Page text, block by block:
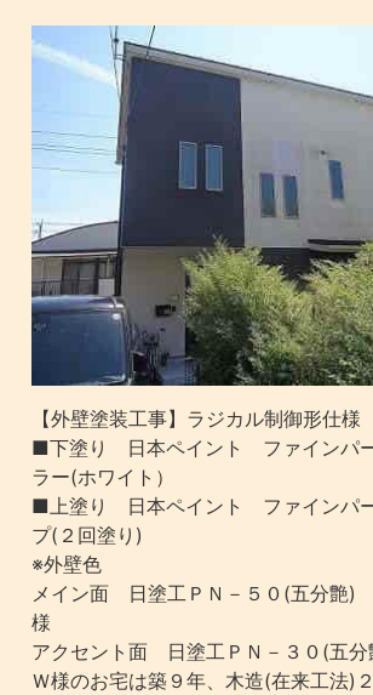
【外壁塗装工事】ラジカル制御形仕
■下塗り 日本ペイント ファインパ
ラー(ホワイト）
■上塗り 日本ペイント ファインパ
プ(２回塗り)
※外壁色
メイン面 日塗工ＰＮ－５０(五分艶)
様
アクセント面 日塗工ＰＮ－３０(五分
Ｗ様のお宅は築９年、木造(在来工法)